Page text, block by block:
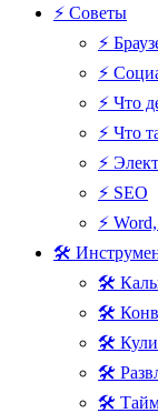
⚡ Советы
⚡
⚡
⚡ Что
⚡ Что
⚡
⚡ SEO
⚡
🛠
🛠
🛠
🛠
🛠
🛠